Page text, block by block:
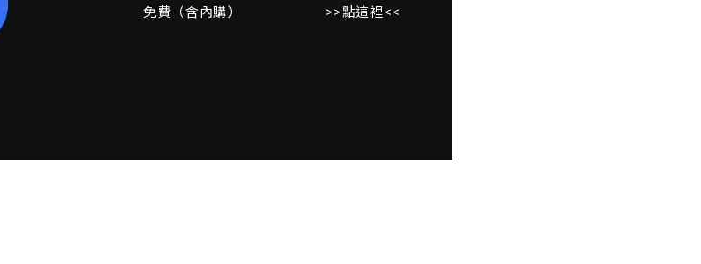
免費（含內購） >>點這裡<<